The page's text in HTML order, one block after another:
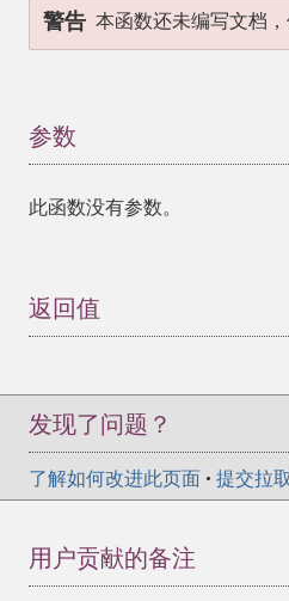
警告 本函数还未编写文档，
参数
此函数没有参数。
返回值
发现了问题？
了解如何改进此页面 • 提交拉
用户贡献的备注